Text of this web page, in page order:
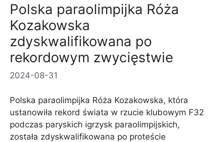
Polska paraolimpijka Róża
Kozakowska
zdyskwalifikowana po
rekordowym zwycięstwie
2024-08-31
Polska paraolimpijka Róża Kozakowska, która
ustanowiła rekord świata w rzucie klubowym F32
podczas paryskich igrzysk paraolimpijskich,
została zdyskwalifikowana po proteście